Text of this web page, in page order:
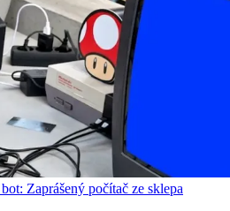
Zaprášený počítač ze sklepa